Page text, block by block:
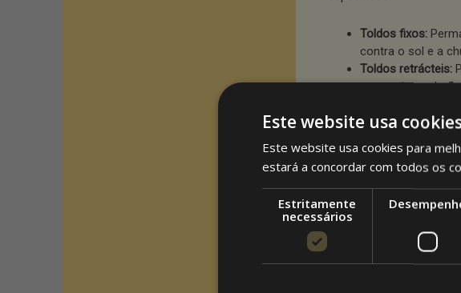
Toldos fixos:
contra o sol e a
Toldos retrácteis:
proporcionando
Toldos verticais:
Toldos horizontais:
proporcionam
climas quentes.
A escolha de materiais
sua sustentabilidade.
Este website usa
Este website usa cookies para
estará a concordar com todos os
Estritamente
necessários